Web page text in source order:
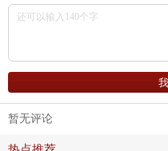
暂无评论